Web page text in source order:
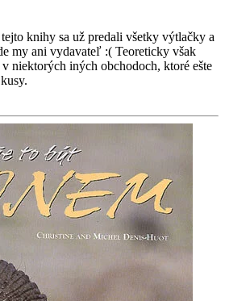
knihy sa už predali všetky výtlačky a
my ani vydavateľ :( Teoreticky však
niektorých iných obchodoch, ktoré ešte